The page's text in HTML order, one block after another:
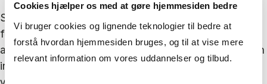
Cookies hjælper os med at gøre hjemmesiden bedre
Vi bruger cookies og lignende teknologier til bedre at
forstå hvordan hjemmesiden bruges, og til at vise mere
relevant information om vores uddannelser og tilbud.
Studiet viste, at tillid har stor betydning for, om
forbrugere er villige til at købe online, og at blandt
andet opfattet omdømme og størrelse påvirker, om en
internetbutik bliver vurderet som troværdig. Artiklen